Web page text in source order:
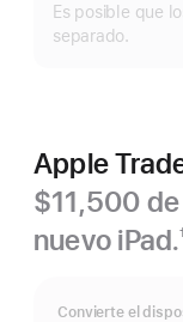
Es posible que
separado.
Apple
$11,500
nuevo iPad.
Convierte el